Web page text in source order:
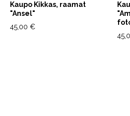
Kaupo Kikkas, raamat
"Ansel"
45,00 €